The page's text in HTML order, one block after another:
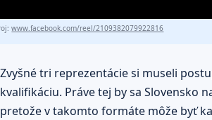
www.facebook.com/reel/2109382079922816
Zvyšné tri reprezentácie si museli
kvalifikáciu. Práve tej by sa Slovensko
pretože v takomto formáte môže byť